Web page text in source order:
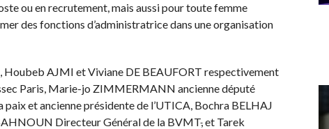
ou en recrutement, mais aussi pour toute femme
des fonctions d’administratrice dans une organisation
Houbeb AJMI et Viviane DE BEAUFORT respectivement
Paris, Marie-jo ZIMMERMANN ancienne député
et ancienne présidente de l’UTICA, Bochra BELHAJ
Directeur Général de la BVMT,et Tarek